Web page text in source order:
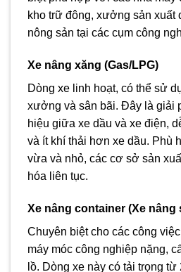
kho trữ đông, xưởng sản xuất
nông sản tại các cụm công
Xe nâng xăng (Gas/LPG)
Dòng xe linh hoạt, có thể sử
xưởng và sân bãi. Đây là giải
hiệu giữa xe dầu và xe điện,
và ít khí thải hơn xe dầu. Phù
vừa và nhỏ, các cơ sở sản
hóa liên tục.
Xe nâng container (Xe nâng
Chuyên biệt cho các công
máy móc công nghiệp nặng,
lồ. Dòng xe này có tải trọng